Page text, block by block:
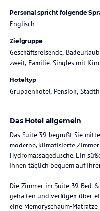
Personal spricht folgende
Englisch
Zielgruppe
Geschäftsreisende,
zweit, Familie, Singles mit
Hoteltyp
Gruppenhotel, Pension,
Das Hotel allgemein
Das Suite 39 begrüßt Sie
moderne, klimatisierte
Hydromassagedusche. Ein
Ihnen täglich bequem auf
Die Zimmer im Suite 39 Bed
gehalten und verfügen über
eine Memoryschaum-